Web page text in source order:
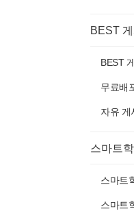
BEST
BEST
무료배
자유 게
스마트
스마트
스마트